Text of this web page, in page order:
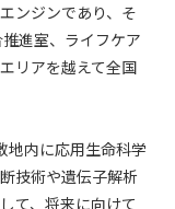
ンジンであり、そ
進室、ライフケア
リアを越えて全国
地内に応用生命科学
技術や遺伝子解析
て、将来に向けて